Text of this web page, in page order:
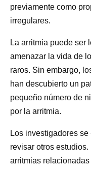
previamente como
irregulares.
La arritmia puede ser
amenazar la vida de
raros. Sin embargo,
han descubierto un
pequeño número de
por la arritmia.
Los investigadores
revisar otros
arritmias